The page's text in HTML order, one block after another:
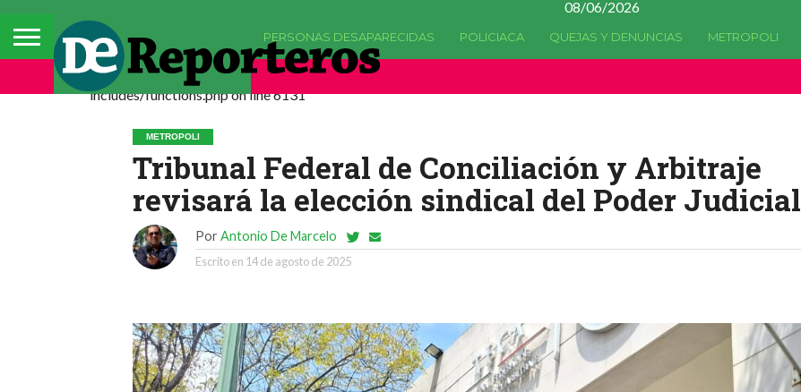
08/06/2026
PERSONAS DESAPARECIDAS POLICIACA QUEJAS Y DENUNCIAS METROPOLI
Deprecated: La función comments_popup_script ha quedado
includes/functions.php on line 6131
METROPOLI
Tribunal Federal de Conciliación y Arbitraje
revisará la elección sindical del Poder Judicial
Por Antonio De Marcelo
Escrito en 14 de agosto de 2025